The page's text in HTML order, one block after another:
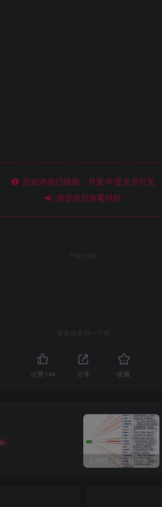
此处内容已隐藏，月度/年度会员可见
请登录后查看特权
THE END
喜欢就支持一下吧
点赞 144 分享 收藏
全网独一份：超详细的40+个自媒体赛道领域解析手册，让你的内容创作不再局限！